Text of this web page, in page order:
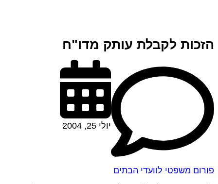
הזכות לקבלת עותק מדו"ח
פורום משפטי לוועדי הבתים
יולי 25, 2004